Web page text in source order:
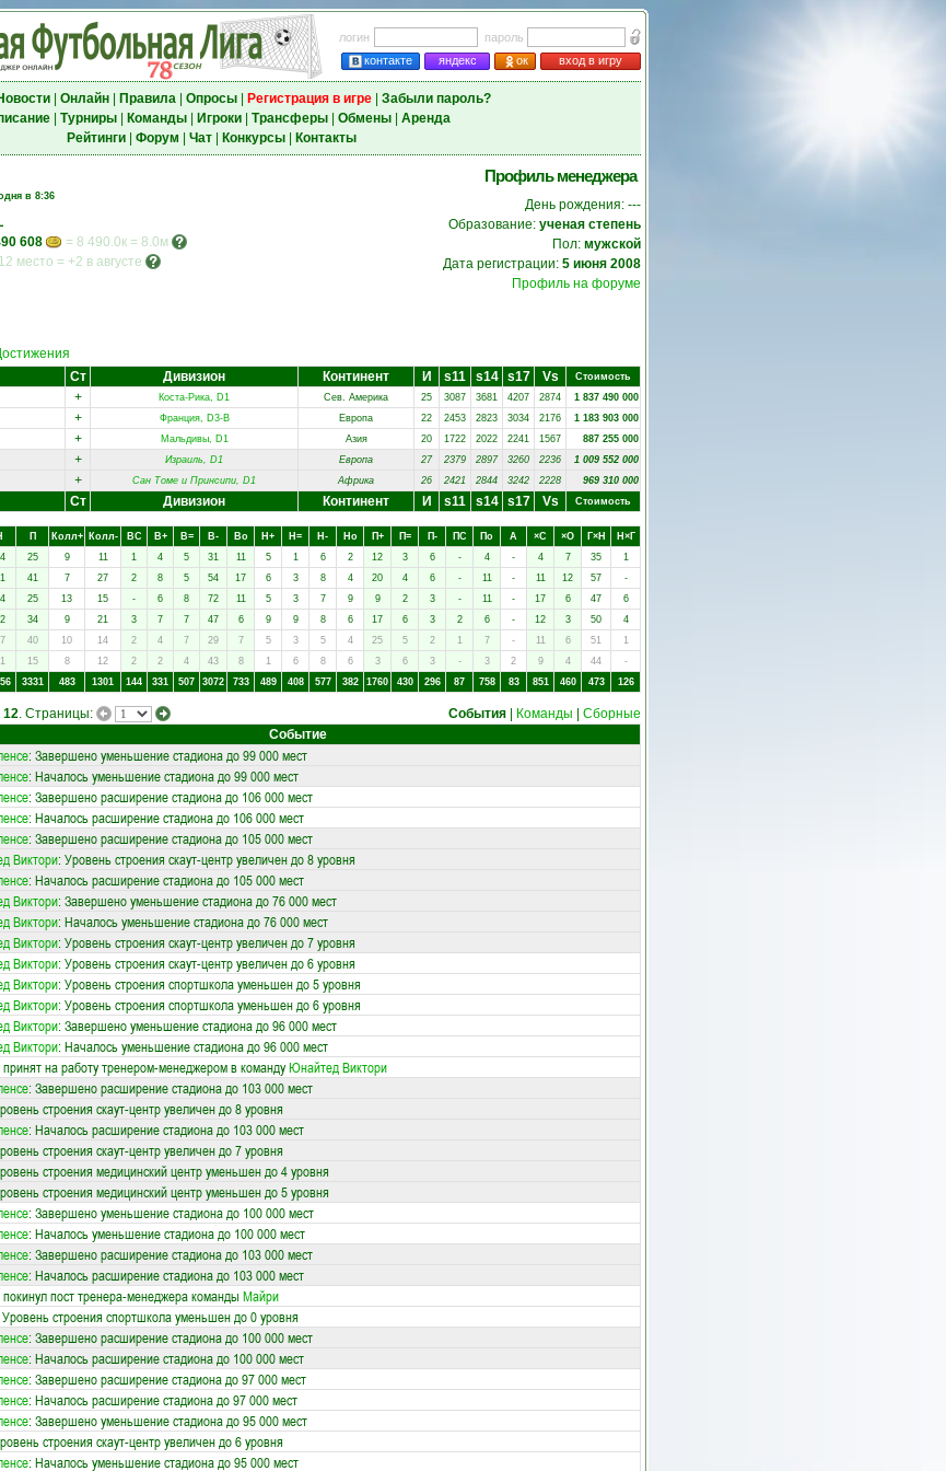
логин
пароль
контакте
яндекс ок вход в игру
| Онлайн| Правила| Опросы| Регистрация в игре| Забыли пароль?
| Турниры| Команды| Игроки| Трансферы| Обмены| Аренда
Рейтинги| Форум Чат| Конкурсы| Контакты
в 8:36
608
= 8 490.0к = 8.0м
место = +2 в августе
Профиль менеджера
День рождения: ---
Образование: ученая степень
Пол: мужской
Дата регистрации: 5 июня 2008
Профиль на форуме
Ст Дивизион Континент И s11 s14 s17 Vs
Стоимость
+ Коста-Рика, D1 Сев. Америка 25 3087 3681 4207 2874
1 837 490 000
+ Франция, D3-B Европа 22 2453 2823 3034 2176
1 183 903 000
+ Мальдивы, D1 Азия 20 1722 2022 2241 1567
887 255 000
+ Израиль, D1 Европа 27 2379 2897 3260 2236
1 009 552 000
+ Сан Томе и Принсипи, D1 Африка 26 2421 2844 3242 2228 969 310 000
Ст Дивизион Континент И s11 s14 s17 Vs Стоимость
П Колл+ Колл- ВC В+ В= В- Вo Н+ Н= Н- Нo П+ П= П- ПC Пo А ×C ×O Г×Н
Н×Г
25 9 11 1 4 5 31 11 5 1 6 2 12 3 6 - 4 - 4 7 35
1
41 7 27 2 8 5 54 17 6 3 8 4 20 4 6 - 11 - 11 12 57
-
25 13 15 - 6 8 72 11 5 3 7 9 9 2 3 - 11 - 17 6 47
6
34 9 21 3 7 7 47 6 9 9 8 6 17 6 3 2 6 - 12 3 50
4
40 10 14 2 4 7 29 7 5 3 5 4 25 5 2 1 7 - 11 6 51
1
15 8 12 2 2 4 43 8 1 6 8 6 3 6 3 - 3 2 9 4 44
-
3331 483 1301 144 331 507 3072 733 489 408 577 382 1760 430 296 87 758 83 851 460 473 126
12. Страницы: События Команды Сборные
Событие
: Завершено уменьшение стадиона до 99 000 мест
: Началось уменьшение стадиона до 99 000 мест
: Завершено расширение стадиона до 106 000 мест
: Началось расширение стадиона до 106 000 мест
: Завершено расширение стадиона до 105 000 мест
Виктори: Уровень строения скаут-центр увеличен до 8 уровня
: Началось расширение стадиона до 105 000 мест
Виктори: Завершено уменьшение стадиона до 76 000 мест
Виктори: Началось уменьшение стадиона до 76 000 мест
Виктори: Уровень строения скаут-центр увеличен до 7 уровня
Виктори: Уровень строения скаут-центр увеличен до 6 уровня
Виктори: Уровень строения спортшкола уменьшен до 5 уровня
Виктори: Уровень строения спортшкола уменьшен до 6 уровня
Виктори: Завершено уменьшение стадиона до 96 000 мест
Виктори: Началось уменьшение стадиона до 96 000 мест
принят на работу тренером-менеджером в командуЮнайтед Виктори
: Завершено расширение стадиона до 103 000 мест
строения скаут-центр увеличен до 8 уровня
: Началось расширение стадиона до 103 000 мест
строения скаут-центр увеличен до 7 уровня
строения медицинский центр уменьшен до 4 уровня
строения медицинский центр уменьшен до 5 уровня
: Завершено уменьшение стадиона до 100 000 мест
: Началось уменьшение стадиона до 100 000 мест
: Завершено расширение стадиона до 103 000 мест
: Началось расширение стадиона до 103 000 мест
покинул пост тренера-менеджера командыМайри
Уровень строения спортшкола уменьшен до 0 уровня
: Завершено расширение стадиона до 100 000 мест
: Началось расширение стадиона до 100 000 мест
: Завершено расширение стадиона до 97 000 мест
: Началось расширение стадиона до 97 000 мест
: Завершено уменьшение стадиона до 95 000 мест
строения скаут-центр увеличен до 6 уровня
: Началось уменьшение стадиона до 95 000 мест